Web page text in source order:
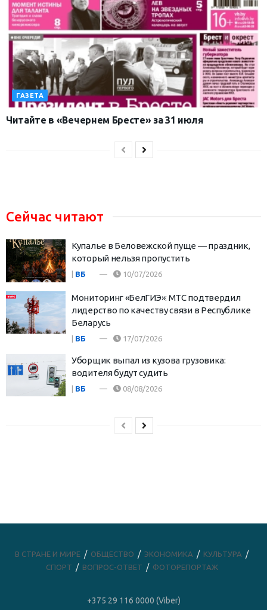
ГАЗЕТА
Читайте в «Вечернем Бресте» за 31 июля
Сейчас читают
Купалье в Беловежской пуще — праздник,
который нельзя пропустить
ВБ 10/07/2026
Мониторинг «БелГИЭ»: МТС подтвердил
лидерство по качеству связи в Республике
Беларусь
| ВБ 17/07/2026
Уборщик выпал из кузова грузовика:
водителя будут судить
| ВБ 08/08/2026
В СТРАНЕ И МИРЕ ОБЩЕСТВО ЭКОНОМИКА
КУЛЬТУРА
СПОРТ
ВОПРОС-ОТВЕТ ФОТОРЕПОРТАЖ
+375 29 116 0000 (Viber)